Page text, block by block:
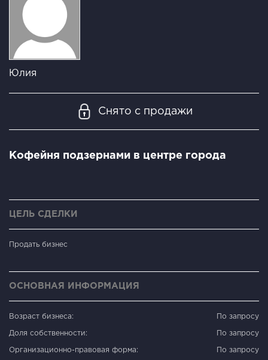
Юлия
Снято с продажи
Кофейня подзернами в центре города
ЦЕЛЬ СДЕЛКИ
Продать бизнес
ОСНОВНАЯ ИНФОРМАЦИЯ
Возраст бизнеса: По запросу
Доля собственности: По запросу
Организационно-правовая форма: По запросу